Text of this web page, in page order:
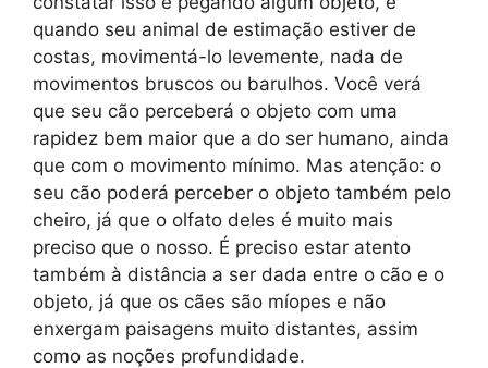
quando seu animal de estimação estiver de
costas, movimentá-lo levemente, nada de
movimentos bruscos ou barulhos. Você verá
que seu cão perceberá o objeto com uma
rapidez bem maior que a do ser humano, ainda
que com o movimento mínimo. Mas atenção: o
seu cão poderá perceber o objeto também pelo
cheiro, já que o olfato deles é muito mais
preciso que o nosso. É preciso estar atento
também à distância a ser dada entre o cão e o
objeto, já que os cães são míopes e não
enxergam paisagens muito distantes, assim
como as noções profundidade.